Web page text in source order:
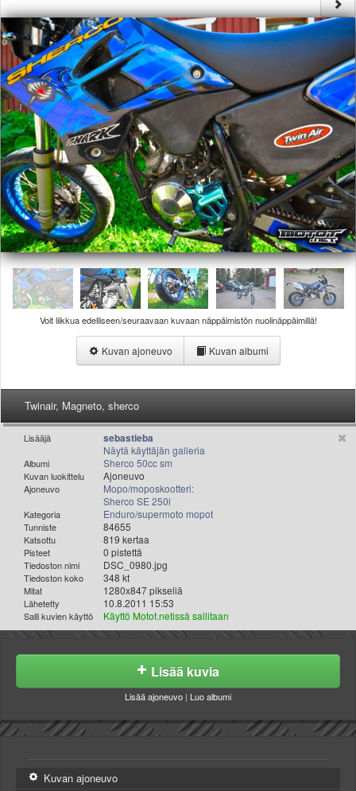
Säännöt ja ohjeet
Uudet ajoneuvot
Uudet kuvat
Uudet videot
Uudet kommentit
MYYDÄÄN
Haku
Ohjeet
Ajoneuvot
Osat
TIETOPANKKI
TAPAHTUMAT
MP15 kuvia
MP14 kuvia
MP13 kuvia
ACS 2015 kuvia
Lisää uusi tapahtuma
Valitse paikkakunta
Tampereen sää
Turun sää
Oulun sää
Kuopion sää
Rovaniemen sää
MUUT
VIP-jäsenyys
Paidat ja vaatteet
Suunnittele oma paita
Mainostus
Palaute
Kevytversio
Voit liikkua edelliseen/seuraavaan kuvaan näppäimistön nuolinäppäimillä!
Kuvan ajoneuvo Kuvan albumi
Twinair, Magneto, sherco
Lisääjä sebastieba
Näytä käyttäjän galleria
Albumi Sherco 50cc sm
Kuvan luokittelu Ajoneuvo
Ajoneuvo
Mopo/moposkootteri:
Sherco SE 250i
Kategoria Enduro/supermoto mopot
Tunniste 84655
Katsottu 819 kertaa
Pisteet 0 pistettä
Tiedoston nimi DSC_0980.jpg
Tiedoston koko 348 kt
Mitat 1280x847 pikseliä
Lähetetty 10.8.2011 15:53
Salli kuvien käyttö Käyttö Motot.netissä sallitaan
Lisää kuvia
Lisää ajoneuvo | Luo albumi
Kuvan ajoneuvo